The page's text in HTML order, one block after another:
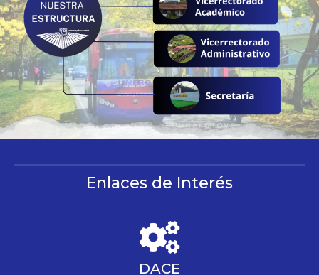
Enlaces de Interés
DACE